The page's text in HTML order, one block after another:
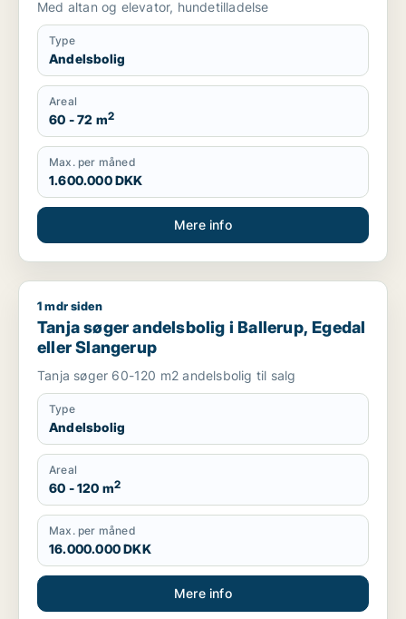
Med altan og elevator, hundetilladelse
Type
Andelsbolig
Areal
60 - 72 m2
Max. per måned
1.600.000 DKK
Mere info
Tanja søger andelsbolig i Ballerup, Egedal eller Slangerup
1 mdr siden
Tanja søger andelsbolig i Ballerup, Egedal
eller Slangerup
Tanja søger 60-120 m2 andelsbolig til salg
Type
Andelsbolig
Areal
60 - 120 m2
Max. per måned
16.000.000 DKK
Mere info